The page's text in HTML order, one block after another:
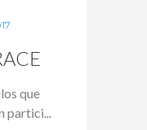
que
partici...